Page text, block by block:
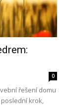
0
řešení domu
krok,